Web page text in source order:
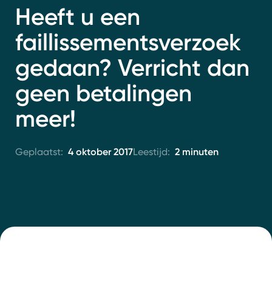
Contact
Heeft u een
faillissementsverzoek
gedaan? Verricht dan
geen betalingen
meer!
Geplaatst: 4 oktober 2017Leestijd: 2 minuten